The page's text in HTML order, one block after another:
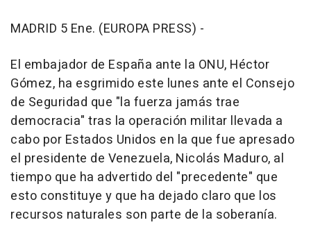
MADRID 5 Ene. (EUROPA PRESS) -
El embajador de España ante la ONU, Héctor
Gómez, ha esgrimido este lunes ante el Consejo
de Seguridad que "la fuerza jamás trae
democracia" tras la operación militar llevada a
cabo por Estados Unidos en la que fue apresado
el presidente de Venezuela, Nicolás Maduro, al
tiempo que ha advertido del "precedente" que
esto constituye y que ha dejado claro que los
recursos naturales son parte de la soberanía.